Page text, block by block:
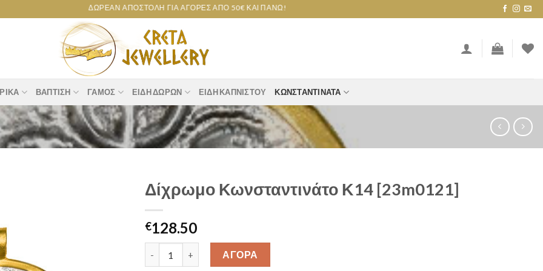
ΔΩΡΕΆΝ ΑΠΟΣΤΟΛΉ ΓΙΑ ΑΓΟΡΈΣ ΑΠΌ 50€ ΚΑΙ ΠΆΝΩ!
ΒΆΠΤΙΣΗ ΓΆΜΟΣ ΕΊΔΗ ΔΏΡΩΝ ΕΊΔΗ ΚΑΠΝΙΣΤΟΎ ΚΩΝΣΤΑΝΤΙΝΆΤΑ
Δίχρωμο Κωνσταντινάτο Κ14 [23m0121]
€128.50
Δίχρωμο Κωνσταντινάτο Κ14 [23m0121] quantity
ΑΓΟΡΑ